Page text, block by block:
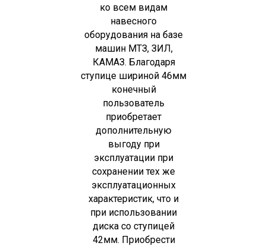
ко всем видам
навесного
оборудования на базе
машин МТЗ, ЗИЛ,
КАМАЗ. Благодаря
ступице шириной 46мм
конечный
пользователь
приобретает
дополнительную
выгоду при
эксплуатации при
сохранении тех же
эксплуатационных
характеристик, что и
при использовании
диска со ступицей
42мм. Приобрести